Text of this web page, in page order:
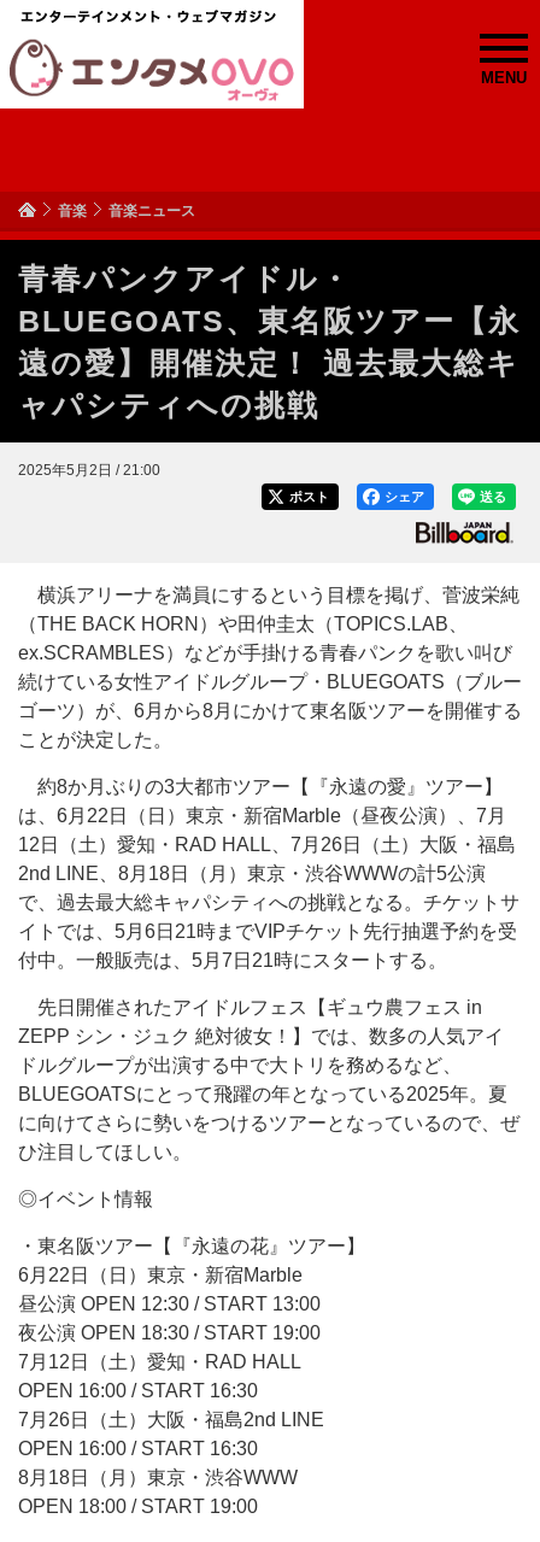
MENU
音楽 音楽ニュース
青春パンクアイドル・
BLUEGOATS、東名阪ツアー【永
遠の愛】開催決定！ 過去最大総キ
ャパシティへの挑戦
2025年5月2日 / 21:00
送る
シェア
ポスト
横浜アリーナを満員にするという目標を掲げ、菅波栄純
（THE BACK HORN）や田仲圭太（TOPICS.LAB、
ex.SCRAMBLES）などが手掛ける青春パンクを歌い叫び
続けている女性アイドルグループ・BLUEGOATS（ブルー
ゴーツ）が、6月から8月にかけて東名阪ツアーを開催する
ことが決定した。
約8か月ぶりの3大都市ツアー【『永遠の愛』ツアー】
は、6月22日（日）東京・新宿Marble（昼夜公演）、7月
12日（土）愛知・RAD HALL、7月26日（土）大阪・福島
2nd LINE、8月18日（月）東京・渋谷WWWの計5公演
で、過去最大総キャパシティへの挑戦となる。チケットサ
イトでは、5月6日21時までVIPチケット先行抽選予約を受
付中。一般販売は、5月7日21時にスタートする。
先日開催されたアイドルフェス【ギュウ農フェス in
ZEPP シン・ジュク 絶対彼女！】では、数多の人気アイ
ドルグループが出演する中で大トリを務めるなど、
BLUEGOATSにとって飛躍の年となっている2025年。夏
に向けてさらに勢いをつけるツアーとなっているので、ぜ
ひ注目してほしい。
◎イベント情報
・東名阪ツアー【『永遠の花』ツアー】
6月22日（日）東京・新宿Marble
昼公演 OPEN 12:30 / START 13:00
夜公演 OPEN 18:30 / START 19:00
7月12日（土）愛知・RAD HALL
OPEN 16:00 / START 16:30
7月26日（土）大阪・福島2nd LINE
OPEN 16:00 / START 16:30
8月18日（月）東京・渋谷WWW
OPEN 18:00 / START 19:00